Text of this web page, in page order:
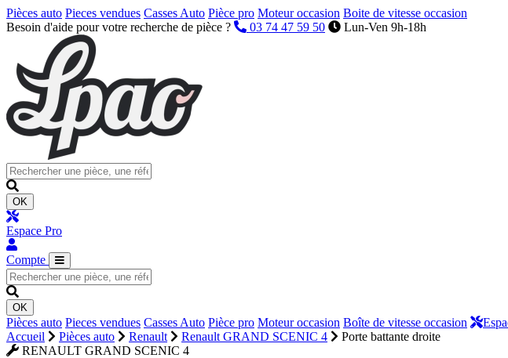
Pièces auto Pieces vendues Casses Auto Pièce pro Moteur occasion Boite de vitesse occasion
Besoin d'aide pour votre recherche de pièce ?
03 74 47 59 50 Lun-Ven 9h-18h
OK
Espace Pro
Compte
OK
Pièces auto Pieces vendues Casses Auto Pièce pro Moteur occasion Boîte de vitesse occasion
Accueil
Pièces auto Renault Renault GRAND SCENIC 4
Porte battante droite
RENAULT GRAND SCENIC 4